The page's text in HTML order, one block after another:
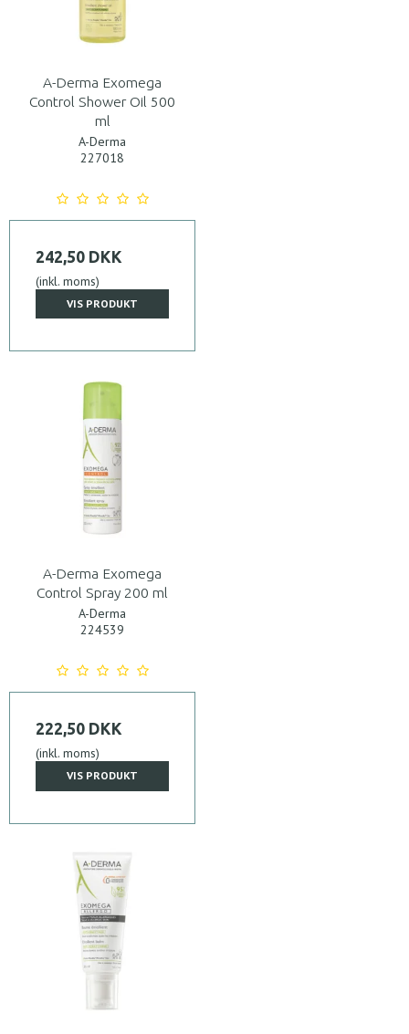
A-Derma Exomega
Control Shower Oil 500
ml
A-Derma
227018
242,50 DKK
(inkl. moms)
VIS PRODUKT
A-Derma Exomega
Control Spray 200 ml
A-Derma
224539
222,50 DKK
(inkl. moms)
VIS PRODUKT